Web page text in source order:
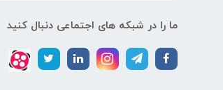
ما را در شبکه های اجتماعی دنبال کنید